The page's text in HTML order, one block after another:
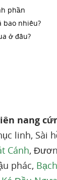
phần
bao nhiêu?
ở đâu?
nang
linh, Sài
Cánh,
phác,